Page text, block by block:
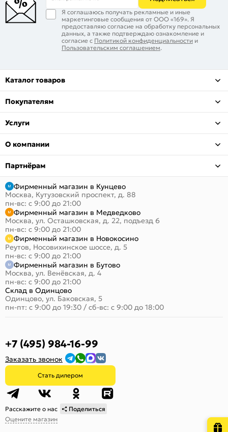
Я соглашаюсь получать рекламные и иные
маркетинговые сообщения от ООО «169». Я
предоставляю согласие на обработку персональных
данных, а также подтверждаю ознакомление и
согласие с Политикой конфиденциальности и
Пользовательским соглашением.
Каталог товаров
Покупателям
Услуги
О компании
Партнёрам
Фирменный магазин в Кунцево
Москва, Кутузовский проспект, д. 88
пн-вс: с 9:00 до 21:00
Фирменный магазин в Медведково
Москва, ул. Осташковская, д. 22, подъезд 6
пн-вс: с 9:00 до 21:00
Фирменный магазин в Новокосино
Реутов, Носовихинское шоссе, д. 5
пн-вс: с 9:00 до 21:00
Фирменный магазин в Бутово
Москва, ул. Венёвская, д. 4
пн-вс: с 9:00 до 21:00
Склад в Одинцово
Одинцово, ул. Баковская, 5
пн-пт: с 9:00 до 19:30 / сб-вс: с 9:00 до 18:00
+7 (495) 984-16-99
Заказать звонок
Стать дилером
Расскажите о нас
Поделиться
Оцените магазин